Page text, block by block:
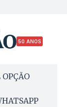
50 ANOS